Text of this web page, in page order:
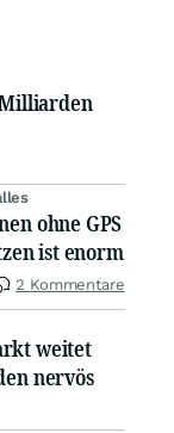
ohne GPS
ist enorm
2 Kommentare
weitet
nervös